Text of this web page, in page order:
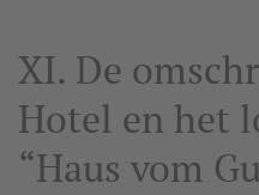
XI. De
Hotel en het
“Haus vom